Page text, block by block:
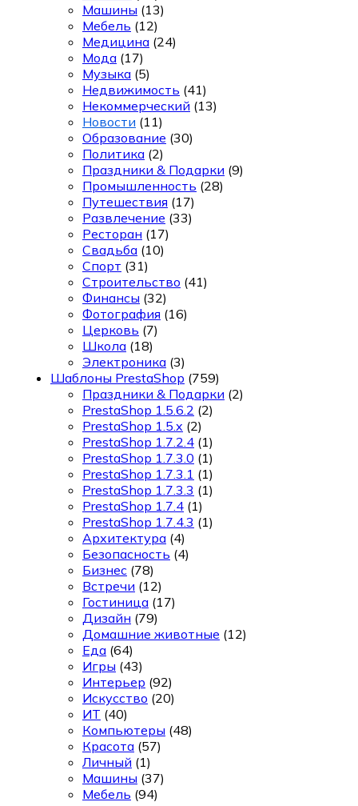
Машины (13)
Мебель (12)
Медицина (24)
Мода (17)
Музыка (5)
Недвижимость (41)
Некоммерческий (13)
Новости (11)
Образование (30)
Политика (2)
Праздники & Подарки (9)
Промышленность (28)
Путешествия (17)
Развлечение (33)
Ресторан (17)
Свадьба (10)
Спорт (31)
Строительство (41)
Финансы (32)
Фотография (16)
Церковь (7)
Школа (18)
Электроника (3)
Шаблоны PrestaShop (759)
Праздники & Подарки (2)
PrestaShop 1.5.6.2 (2)
PrestaShop 1.5.x (2)
PrestaShop 1.7.2.4 (1)
PrestaShop 1.7.3.0 (1)
PrestaShop 1.7.3.1 (1)
PrestaShop 1.7.3.3 (1)
PrestaShop 1.7.4 (1)
PrestaShop 1.7.4.3 (1)
Архитектура (4)
Безопасность (4)
Бизнес (78)
Встречи (12)
Гостиница (17)
Дизайн (79)
Домашние животные (12)
Еда (64)
Игры (43)
Интерьер (92)
Искусство (20)
ИТ (40)
Компьютеры (48)
Красота (57)
Личный (1)
Машины (37)
Мебель (94)